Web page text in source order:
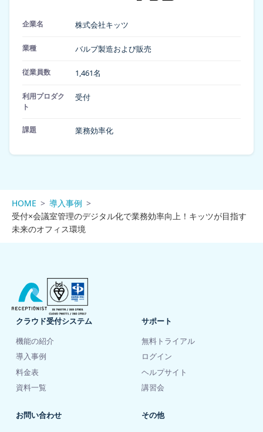
企業名 株式会社キッツ
業種 バルブ製造および販売
従業員数 1,461名
利用プロダク
ト
受付
課題 業務効率化
HOME
導入事例
受付×会議室管理のデジタル化で業務効率向上！キッツが目指す
未来のオフィス環境
クラウド受付システム
機能の紹介
導入事例
料金表
資料一覧
サポート
無料トライアル
ログイン
ヘルプサイト
講習会
お問い合わせ その他